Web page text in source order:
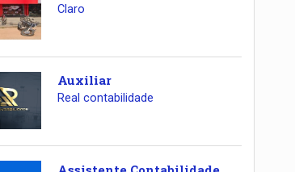
Claro
Auxiliar
Real contabilidade